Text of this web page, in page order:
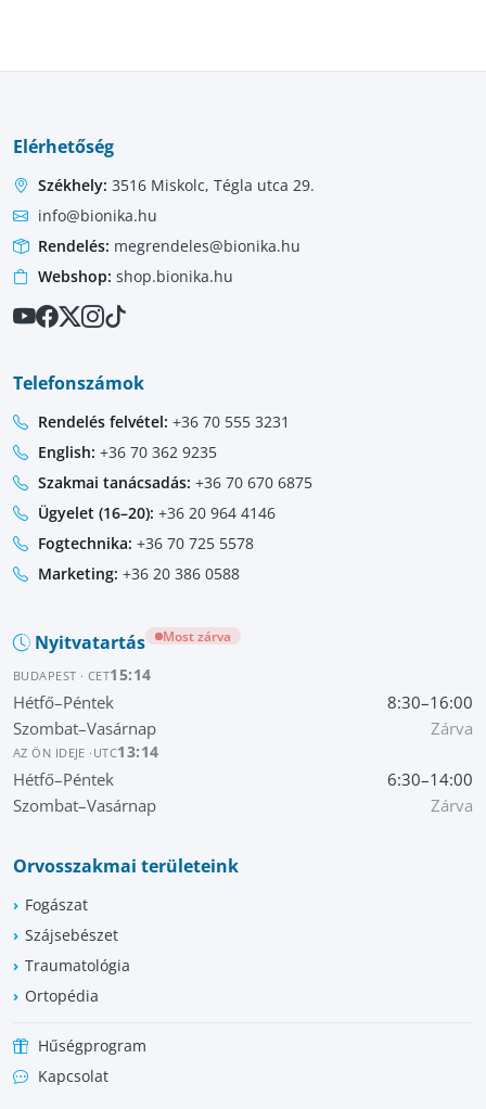
Elérhetőség
Székhely: 3516 Miskolc, Tégla utca 29.
info@bionika.hu
Rendelés: megrendeles@bionika.hu
Webshop: shop.bionika.hu
Telefonszámok
Rendelés felvétel: +36 70 555 3231
English: +36 70 362 9235
Szakmai tanácsadás: +36 70 670 6875
Ügyelet (16–20): +36 20 964 4146
Fogtechnika: +36 70 725 5578
Marketing: +36 20 386 0588
Nyitvatartás Most zárva
BUDAPEST · CET15:14
Hétfő–Péntek
8:30–16:00
Szombat–Vasárnap
Zárva
AZ ÖN IDEJE · UTC13:14
Hétfő–Péntek
6:30–14:00
Szombat–Vasárnap
Zárva
Orvosszakmai területeink
Fogászat
Szájsebészet
Traumatológia
Ortopédia
Hűségprogram
Kapcsolat